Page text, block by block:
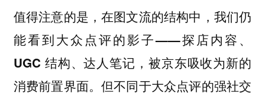
值得注意的是，在图文流的结构中，我们仍
能看到大众点评的影子——探店内容、
UGC 结构、达人笔记，被京东吸收为新的
消费前置界面。但不同于大众点评的强社交